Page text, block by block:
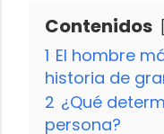
Contenidos
1 El hombre
historia de
2 ¿Qué
persona?